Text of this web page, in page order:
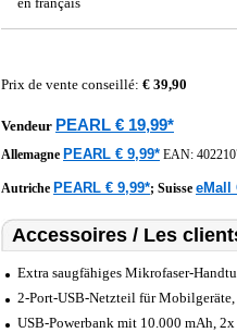
Prix de vente conseillé: € 39,90
Vendeur PEARL € 19,99*
Allemagne PEARL € 9,99* EAN:
Autriche PEARL € 9,99*; Suisse eMall
Accessoires / Les
Extra saugfähiges Mikrofaser-
2-Port-USB-Netzteil für Mobilgeräte,
USB-Powerbank mit 10.000 mAh,